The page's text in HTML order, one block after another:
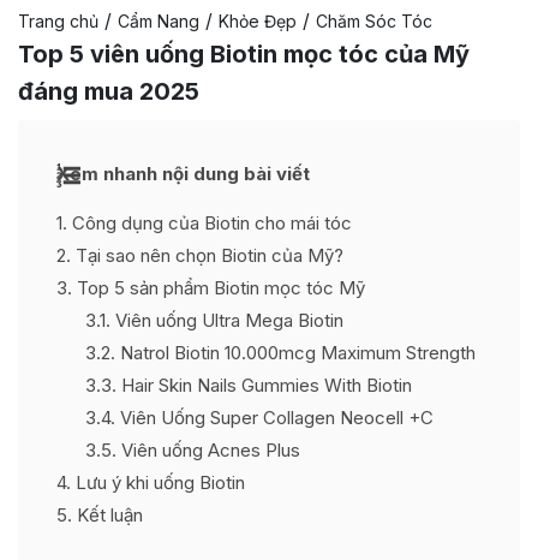
Trang chủ / Cẩm Nang / Khỏe Đẹp / Chăm Sóc Tóc
Top 5 viên uống Biotin mọc tóc của Mỹ
đáng mua 2025
Xem nhanh nội dung bài viết
1 Công dụng của Biotin cho mái tóc
2 Tại sao nên chọn Biotin của Mỹ?
3 Top 5 sản phẩm Biotin mọc tóc Mỹ
3.1 Viên uống Ultra Mega Biotin
3.2 Natrol Biotin 10.000mcg Maximum Strength
3.3 Hair Skin Nails Gummies With Biotin
3.4 Viên Uống Super Collagen Neocell +C
3.5 Viên uống Acnes Plus
4 Lưu ý khi uống Biotin
5 Kết luận